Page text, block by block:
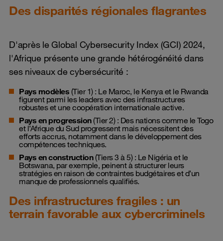
Des disparités régionales flagrantes
D'après le Global Cybersecurity Index (GCI) 2024,
l'Afrique présente une grande hétérogénéité dans
ses niveaux de cybersécurité :
Pays modèles (Tier 1) : Le Maroc, le Kenya et le Rwanda
figurent parmi les leaders avec des infrastructures
robustes et une coopération internationale active.
Pays en progression(Tier 2) : Des nations comme le Togo
et l’Afrique du Sud progressent mais nécessitent des
efforts accrus, notamment dans le développement des
compétences techniques.
Pays en construction(Tiers 3 à 5) : Le Nigéria et le
Botswana, par exemple, peinent à structurer leurs
stratégies en raison de contraintes budgétaires et d’un
manque de professionnels qualifiés.
Des infrastructures fragiles : un
terrain favorable aux cybercriminels